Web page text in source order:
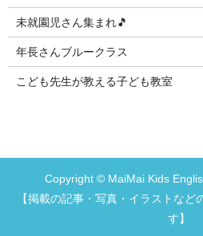
未就園児さん集まれ🎵
年長さんブルークラス
こども先生が教える子ども教室
Copyright © MaiMai Kids
【掲載の記事・写真・イラストなど
す】